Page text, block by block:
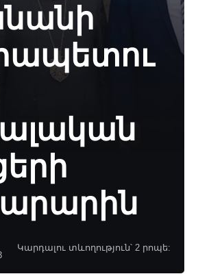
Կարդալու տևողություն՝ 2 րոպե: